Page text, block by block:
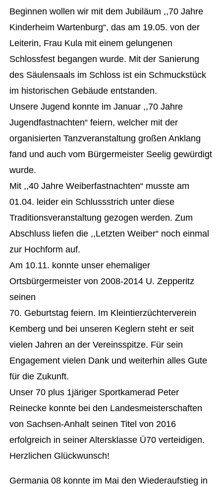
Beginnen wollen wir mit dem Jubiläum ,,70 Jahre
Kinderheim Wartenburg“, das am 19.05. von der
Leiterin, Frau Kula mit einem gelungenen
Schlossfest begangen wurde. Mit der Sanierung
des Säulensaals im Schloss ist ein Schmuckstück
im historischen Gebäude entstanden.
Unsere Jugend konnte im Januar ,,70 Jahre
Jugendfastnachten“ feiern, welcher mit der
organisierten Tanzveranstaltung großen Anklang
fand und auch vom Bürgermeister Seelig gewürdigt
wurde.
Mit ,,40 Jahre Weiberfastnachten“ musste am
01.04. leider ein Schlussstrich unter diese
Traditionsveranstaltung gezogen werden. Zum
Abschluss liefen die ,,Letzten Weiber“ noch einmal
zur Hochform auf.
Am 10.11. konnte unser ehemaliger
Ortsbürgermeister von 2008-2014 U. Zepperitz
seinen
70. Geburtstag feiern. Im Kleintierzüchterverein
Kemberg und bei unseren Keglern steht er seit
vielen Jahren an der Vereinsspitze. Für sein
Engagement vielen Dank und weiterhin alles Gute
für die Zukunft.
Unser 70 plus 1järiger Sportkamerad Peter
Reinecke konnte bei den Landesmeisterschaften
von Sachsen-Anhalt seinen Titel von 2016
erfolgreich in seiner Altersklasse Ü70 verteidigen.
Herzlichen Glückwunsch!
Germania 08 konnte im Mai den Wiederaufstieg in